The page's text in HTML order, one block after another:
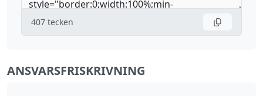
407 tecken
ANSVARSFRISKRIVNING